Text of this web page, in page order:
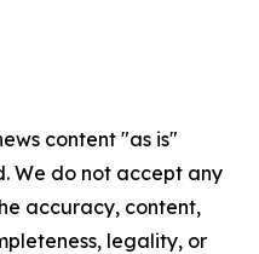
content "as is"
We do not accept any
accuracy, content,
legality, or